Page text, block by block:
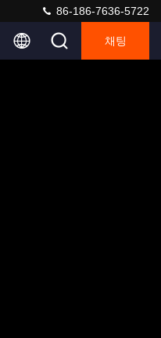
86-186-7636-5722
채팅